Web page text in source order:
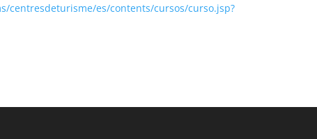
centresdeturisme/es/contents/cursos/curso.jsp?